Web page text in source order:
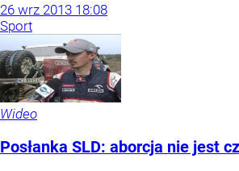
26 wrz 2013 18:08
Sport
Wideo
Posłanka SLD: aborcja nie jest